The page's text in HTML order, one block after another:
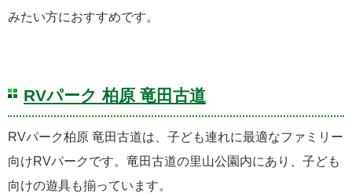
みたい方におすすめです。
RVパーク 柏原 竜田古道
RVパーク柏原 竜田古道は、子ども連れに最適なファミリー
向けRVパークです。竜田古道の里山公園内にあり、子ども
向けの遊具も揃っています。